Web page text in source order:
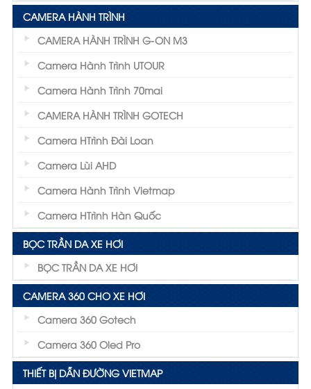
CAMERA HÀNH TRÌNH
CAMERA HÀNH TRÌNH G-ON M3
Camera Hành Trình UTOUR
Camera Hành Trình 70mai
CAMERA HÀNH TRÌNH GOTECH
Camera HTrình Đài Loan
Camera Lùi AHD
Camera Hành Trình Vietmap
Camera HTrình Hàn Quốc
BỌC TRẦN DA XE HƠI
BỌC TRẦN DA XE HƠI
CAMERA 360 CHO XE HƠI
Camera 360 Gotech
Camera 360 Oled Pro
THIẾT BỊ DẪN ĐƯỜNG VIETMAP